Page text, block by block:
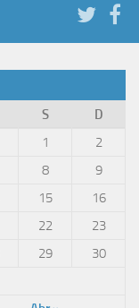
S D
1
2
8
9
15
16
22
23
29
30